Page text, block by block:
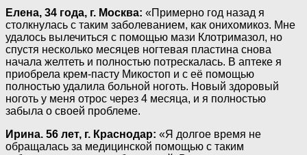
Елена, 34 года, г. Москва: «Примерно год назад я
столкнулась с таким заболеванием, как онихомикоз. Мне
удалось вылечиться с помощью мази Клотримазол, но
спустя несколько месяцев ногтевая пластина снова
начала желтеть и полностью потрескалась. В аптеке я
приобрела крем-пасту Микостоп и с её помощью
полностью удалила больной ноготь. Новый здоровый
ноготь у меня отрос через 4 месяца, и я полностью
забыла о своей проблеме.
Ирина. 56 лет, г. Краснодар: «Я долгое время не
обращалась за медицинской помощью с таким